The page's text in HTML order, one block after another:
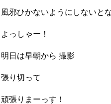
風邪ひかないようにしないと
よっしゃー！
明日は早朝から 撮影
張り切って
頑張りまーっす！